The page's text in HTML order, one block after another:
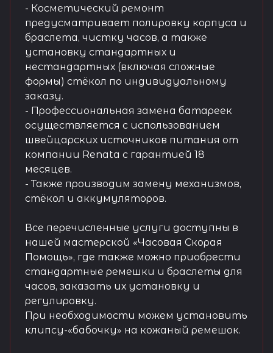
- Косметический ремонт
предусматривает полировку корпуса и
браслета, чистку часов, а также
установку стандартных и
нестандартных (включая сложные
формы) стёкол по индивидуальному
заказу.
- Профессиональная замена батареек
осуществляется с использованием
швейцарских источников питания от
компании Renata с гарантией 18
месяцев.
- Также производим замену механизмов,
стёкол и аккумуляторов.
Все перечисленные услуги доступны в
нашей мастерской «Часовая Скорая
Помощь», где также можно приобрести
стандартные ремешки и браслеты для
часов, заказать их установку и
регулировку.
При необходимости можем установить
клипсу-«бабочку» на кожаный ремешок.